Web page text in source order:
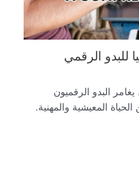
للبدو الرقمي
البدو الرقميون
المعيشية والمهنية.